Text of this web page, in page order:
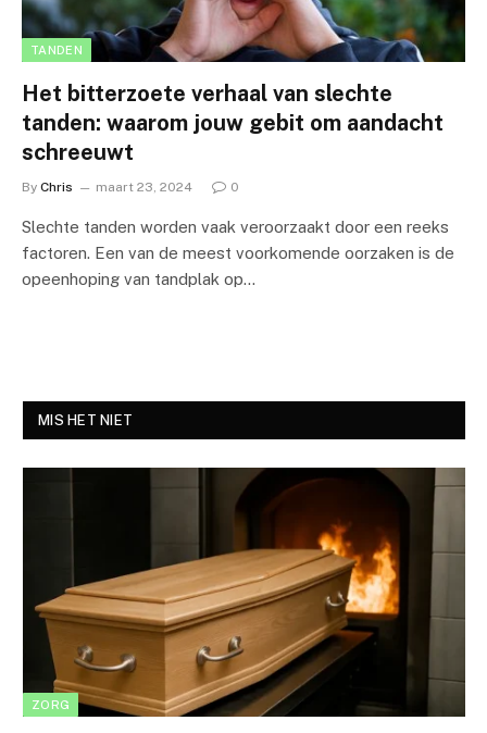
TANDEN
Het bitterzoete verhaal van slechte
tanden: waarom jouw gebit om aandacht
schreeuwt
By Chris maart 23, 2024 0
Slechte tanden worden vaak veroorzaakt door een reeks
factoren. Een van de meest voorkomende oorzaken is de
opeenhoping van tandplak op…
MIS HET NIET
ZORG